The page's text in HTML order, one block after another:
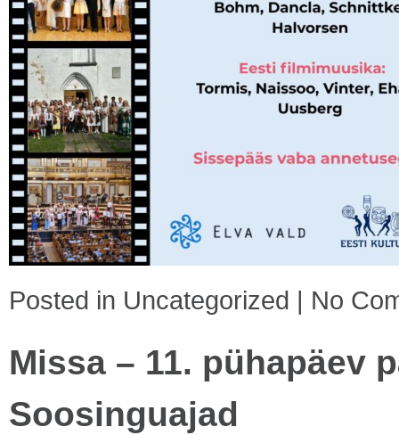
Posted in Uncategorized | No
Missa – 11. pühapäev
Soosinguajad